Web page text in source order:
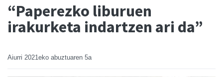
“Paperezko liburuen
irakurketa indartzen ari da”
Aiurri 2021eko abuztuaren 5a